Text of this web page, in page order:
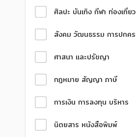
การ์ตูนความรู้ การ์ตูน
การ์ตูนมังงะ (Manga)
การ์ตูนความรู้ การ์ตูน
การ์ตูนมังงะ (Manga)
ศิลปะ บันเทิง กีฬา ท่องเที่ยว
ศาสนา และปรัชญา
กฎหมาย สัญญา ภาษี
การเงิน การลงทุน บริหาร
นิตยสาร หนังสือพิมพ์